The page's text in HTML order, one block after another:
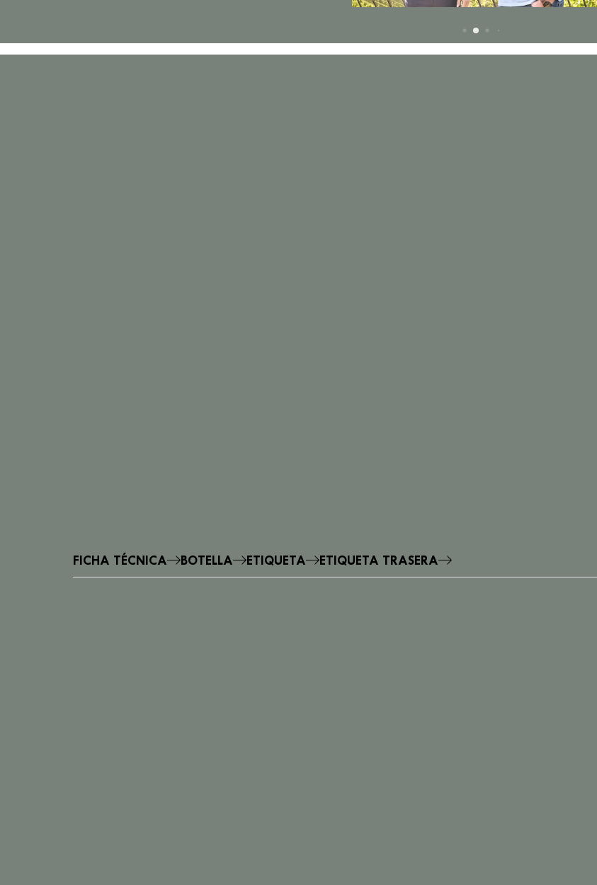
FICHA TÉCNICA BOTELLA ETIQUETA ETIQUETA TRASERA